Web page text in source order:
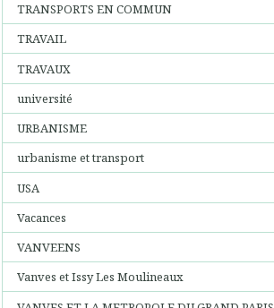
TRANSPORTS EN COMMUN
TRAVAIL
TRAVAUX
université
URBANISME
urbanisme et transport
USA
Vacances
VANVEENS
Vanves et Issy Les Moulineaux